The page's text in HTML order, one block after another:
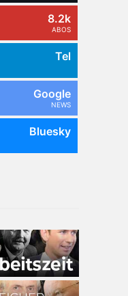
8.2k
ABOS
Tel
Google
NEWS
Bluesky